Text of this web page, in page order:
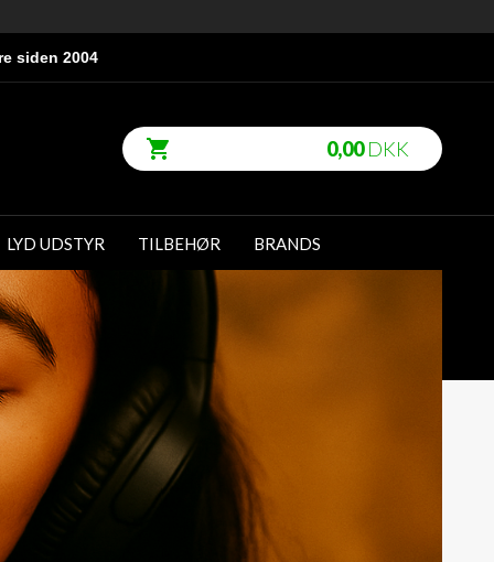
siden 2004
0,00DKK
LYD UDSTYR TILBEHØR BRANDS